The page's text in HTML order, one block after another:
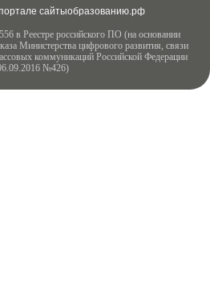
сайтыобразованию.рф
в Реестре российского ПО (на основании
Министерства цифрового развития, связи
коммуникаций Российской Федерации
№426)